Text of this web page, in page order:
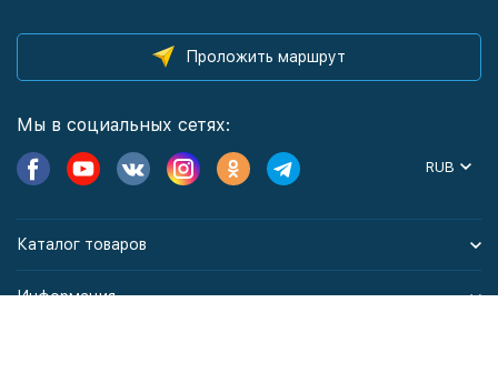
Проложить маршрут
Мы в социальных сетях:
RUB
Каталог товаров
Информация